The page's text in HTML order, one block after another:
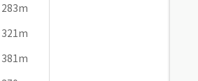
283m
321m
381m